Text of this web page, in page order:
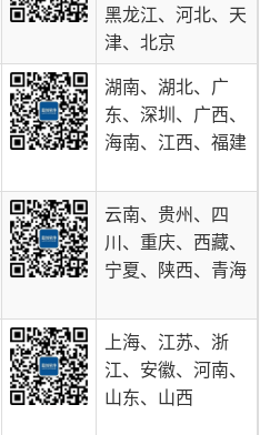
黑龙江、河北、天
津、北京
湖南、湖北、广
东、深圳、广西、
海南、江西、福建
云南、贵州、四
川、重庆、西藏、
宁夏、陕西、青海
上海、江苏、浙
江、安徽、河南、
山东、山西